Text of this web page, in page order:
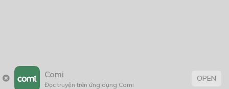
Comi
Đọc truyện trên ứng dụng Comi
OPEN